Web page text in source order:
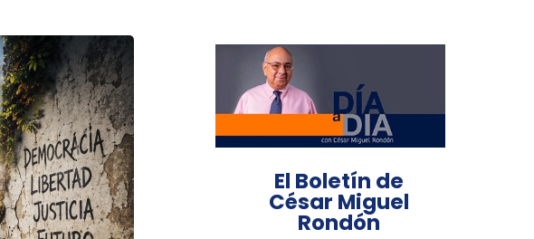
El Boletín de
César Miguel
Rondón